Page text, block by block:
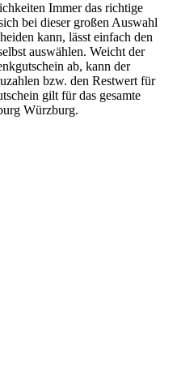
Immer das richtige
bei dieser großen Auswahl
kann, lässt einfach den
auswählen. Weicht der
ab, kann der
bzw. den Restwert für
gilt für das gesamte
Würzburg.